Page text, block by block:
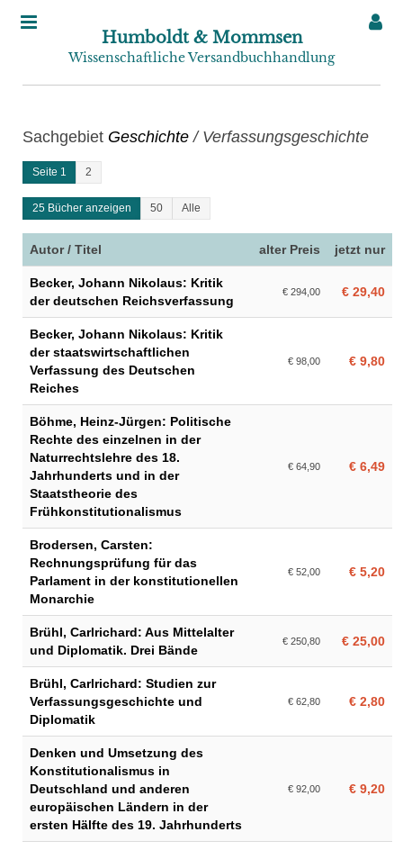
Humboldt & Mommsen
Wissenschaftliche Versandbuchhandlung
Sachgebiet Geschichte / Verfassungsgeschichte
Seite 1 2
25 Bücher anzeigen 50 Alle
Autor / Titel alter Preis jetzt nur
Becker, Johann Nikolaus: Kritik
der deutschen Reichsverfassung
€ 294,00 € 29,40
Becker, Johann Nikolaus: Kritik
der staatswirtschaftlichen
Verfassung des Deutschen
Reiches
€ 98,00 € 9,80
Böhme, Heinz-Jürgen: Politische
Rechte des einzelnen in der
Naturrechtslehre des 18.
Jahrhunderts und in der
Staatstheorie des
Frühkonstitutionalismus
€ 64,90 € 6,49
Brodersen, Carsten:
Rechnungsprüfung für das
Parlament in der konstitutionellen
Monarchie
€ 52,00 € 5,20
Brühl, Carlrichard: Aus Mittelalter
und Diplomatik. Drei Bände
€ 250,80 € 25,00
Brühl, Carlrichard: Studien zur
Verfassungsgeschichte und
Diplomatik
€ 62,80 € 2,80
Denken und Umsetzung des
Konstitutionalismus in
Deutschland und anderen
europäischen Ländern in der
ersten Hälfte des 19. Jahrhunderts
€ 92,00 € 9,20